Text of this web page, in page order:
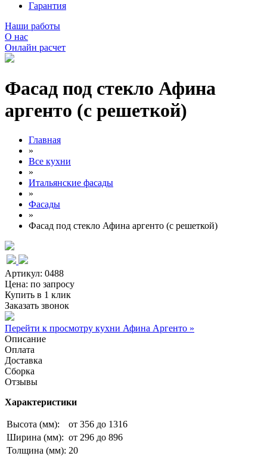
Гарантия
Наши работы
О нас
Онлайн расчет
Фасад под стекло Афина
аргенто (с решеткой)
Главная
»
Все кухни
»
Итальянские фасады
»
Фасады
»
Фасад под стекло Афина аргенто (с решеткой)
Артикул: 0488
Цена: по запросу
Купить в 1 клик
Заказать звонок
Перейти к просмотру кухни Афина Аргенто »
Описание
Оплата
Доставка
Сборка
Отзывы
Характеристики
Высота (мм):
от 356 до 1316
Ширина (мм): от 296 до 896
Толщина (мм): 20